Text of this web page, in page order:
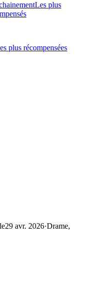
Les plus
plus récompensées
29 avr. 2026·Drame,